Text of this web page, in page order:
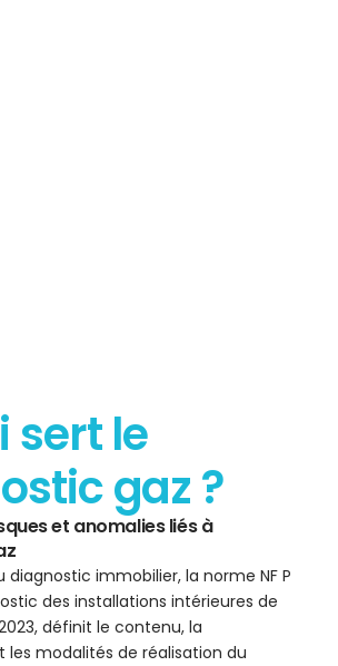
sert le
gaz ?
et anomalies liés à
diagnostic immobilier, la norme NF P
des installations intérieures de
définit le contenu, la
modalités de réalisation du